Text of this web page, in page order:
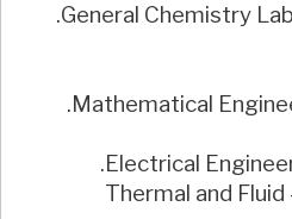
علم الحراريات والموائع – Thermal and Fluid